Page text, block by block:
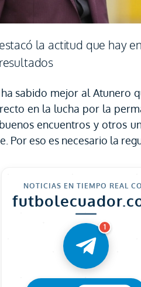
la actitud que hay
sabido mejor al Atunero
en la lucha por la
encuentros y otros
Por eso es necesario la
NOTICIAS EN TIEMPO REAL
1